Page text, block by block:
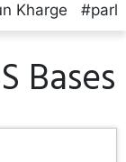
Kharge
Bases